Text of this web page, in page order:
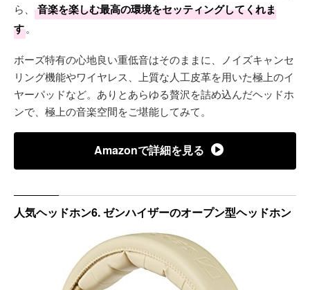
ら、
音楽を楽しむ最高の環境をセッティングしてくれま
す。
ボーズ特有の心地良い重低音はそのままに、ノイズキャンセ
リング機能やワイヤレス、上質な人工皮革を用いた極上のイ
ヤーパッドなど。ありとあらゆる贅沢を詰め込んだヘッドホ
ンで、極上の音楽空間をご堪能してみて。
Amazonで詳細を見る
人気ヘッドホン6. ゼンハイザーのオープン型ヘッドホン